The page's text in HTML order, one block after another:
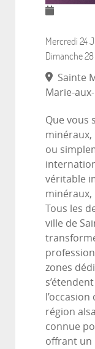
Mercredi 24
Dimanche
Sainte
Marie-
Que vous
ou
véritable
minéraux,
Tous les
ville de
zones
région
connue
offrant un